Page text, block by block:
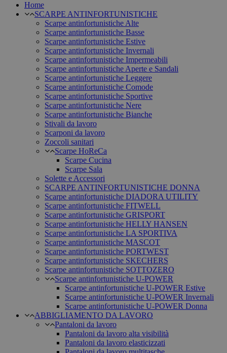
Home
SCARPE ANTINFORTUNISTICHE
Scarpe antinfortunistiche Alte
Scarpe antinfortunistiche Basse
Scarpe antinfortunistiche Estive
Scarpe antinfortunistiche Invernali
Scarpe antinfortunistiche Impermeabili
Scarpe antinfortunistiche Aperte e Sandali
Scarpe antinfortunistiche Leggere
Scarpe antinfortunistiche Comode
Scarpe antinfortunistiche Sportive
Scarpe antinfortunistiche Nere
Scarpe antinfortunistiche Bianche
Stivali da lavoro
Scarponi da lavoro
Zoccoli sanitari
Scarpe HoReCa
Scarpe Cucina
Scarpe Sala
Solette e Accessori
SCARPE ANTINFORTUNISTICHE DONNA
Scarpe antinfortunistiche DIADORA UTILITY
Scarpe antinfortunistiche FITWELL
Scarpe antinfortunistiche GRISPORT
Scarpe antinfortunistiche HELLY HANSEN
Scarpe antinfortunistiche LA SPORTIVA
Scarpe antinfortunistiche MASCOT
Scarpe antinfortunistiche PORTWEST
Scarpe antinfortunistiche SKECHERS
Scarpe antinfortunistiche SOTTOZERO
Scarpe antinfortunistiche U-POWER
Scarpe antinfortunistiche U-POWER Estive
Scarpe antinfortunistiche U-POWER Invernali
Scarpe antinfortunistiche U-POWER Donna
ABBIGLIAMENTO DA LAVORO
Pantaloni da lavoro
Pantaloni da lavoro alta visibilità
Pantaloni da lavoro elasticizzati